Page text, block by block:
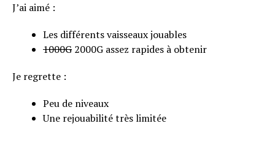
J’ai aimé :
Les différents vaisseaux jouables
1000G 2000G assez rapides à obtenir
Je regrette :
Peu de niveaux
Une rejouabilité très limitée